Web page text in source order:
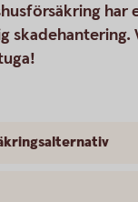
skadehantering.